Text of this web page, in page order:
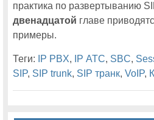
практика по развертыванию
двенадцатой главе
примеры.
Теги: IP PBX, IP АТС, SBC,
SIP, SIP trunk, SIP транк,VoIP,